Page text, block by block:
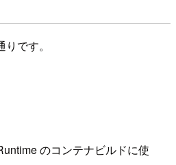
です。
のコンテナビルドに使